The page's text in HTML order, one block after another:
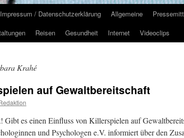
Impressum / Datenschutzerklärung Allgemeine
Reisen Gesundheit Internet Videoclips
Krahé
auf Gewaltbereitschaft
Gibt es einen Einfluss von Killerspielen auf
und Psychologen e.V. informiert über den